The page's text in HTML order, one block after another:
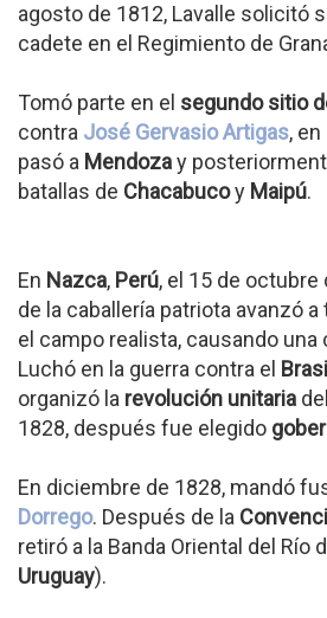
agosto de 1812, Lavalle solicitó
cadete en el Regimiento de
Tomó parte en el segundo sitio
contra José Gervasio Artigas,
pasó a Mendozay
batallas de Chacabucoy Maipú.
En Nazca, Perú, el 15 de octubre
de la caballería patriota avanzó
el campo realista, causando
Luchó en la guerra contra el Brasil
organizó la revolución unitaria
1828, después fue elegido
En diciembre de 1828, mandó
Dorrego. Después de la
retiró a la Banda Oriental del Río
Uruguay).